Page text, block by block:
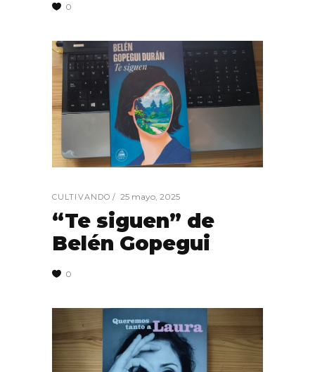
0
CULTIVANDO 25 mayo, 2025
“Te siguen” de
Belén Gopegui
0